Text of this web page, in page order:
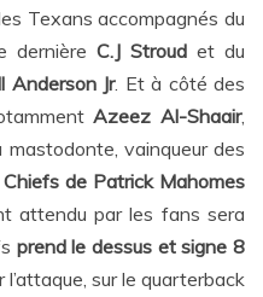
Texans accompagnés du
dernière C.J Stroud et du
Anderson Jr. Et à côté des
Azeez Al-Shaair,
vainqueur des
de Patrick Mahomes
attendu par les fans sera
prend le dessus et signe 8
l’attaque, sur le quarterback